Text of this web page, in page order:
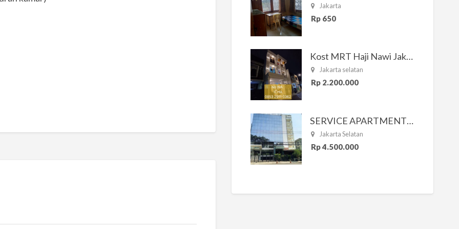
Jakarta
Rp 650
Kost MRT Haji Nawi Jakarta Selatan
Jakarta selatan
Rp 2.200.000
SERVICE APARTMENT SOUTH RESIDENCE
Jakarta Selatan
Rp 4.500.000